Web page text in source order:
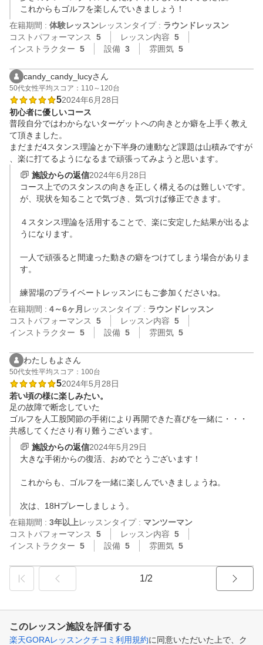
これからもゴルフを楽しんでいきましょう！
在籍期間 : 体験レッスンレッスンタイプ : ラウンドレッスン
コストパフォーマンス
5 レッスン内容 5
インストラクター 5 設備 3 雰囲気 5
candy_candy_lucyさん
50代女性平均スコア：110～120台
52024年6月28日
初心者に優しいコース
普段自分ではわからないターゲットへの向きとか癖を上手く教え
て頂きました。
まだまだ4スタンス理論とか下半身の連動など課題は山積みですが
、楽に打てるようになるまで頑張ってみようと思います。
施設からの返信2024年6月28日
コース上でのスタンスの向きを正しく構えるのは難しいです。
が、現状を知ることで気づき、気づけば修正できます。
４スタンス理論を活用することで、楽に安定した結果が出るよ
うになります。
一人で頑張ると間違った動きの癖をつけてしまう場合がありま
す。
練習場のプライベートレッスンにもご参加くださいね。
在籍期間 : 4～6ヶ月 レッスンタイプ : ラウンドレッスン
コストパフォーマンス
5 レッスン内容 5
インストラクター 5 設備 5 雰囲気 5
わたしもよさん
50代女性平均スコア：100台
52024年5月28日
若い頃の様に楽しみたい。
足の故障で断念していた
ゴルフを人工股関節の手術により再開できた喜びを一緒に・・・
共感してくださり有り難うございます。
施設からの返信2024年5月29日
大きな手術からの復活、おめでとうございます！
これからも、ゴルフを一緒に楽しんでいきましょうね。
次は、18Hプレーしましょう。
在籍期間 : 3年以上レッスンタイプ : マンツーマン
コストパフォーマンス
5 レッスン内容 5
インストラクター 5 設備 5 雰囲気 5
1/2
このレッスン施設を評価する
楽天GORAレッスンクチコミ利用規約に同意いただいた上で、ク